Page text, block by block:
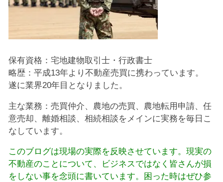
保有資格：宅地建物取引士・行政書士
略歴：平成13年より不動産売買に携わっています。
遂に業界20年目となりました。
主な業務：売買仲介、農地の売買、農地転用申請、任
意売却、離婚相談、相続相談をメインに実務を毎日こ
なしています。
このブログは現場の実際を反映させています。現実の
不動産のことについて、ビジネスではなく皆さんが損
をしない事を念頭に書いています。困った時はぜひ参